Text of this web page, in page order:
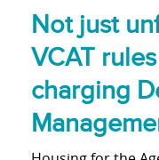
Not just
VCAT
charging